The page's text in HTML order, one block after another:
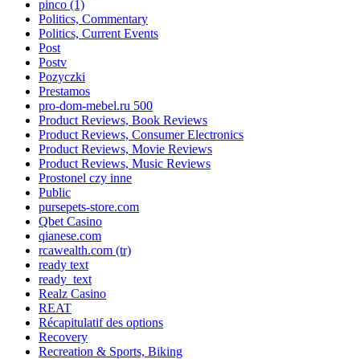
pinco (1)
Politics, Commentary
Politics, Current Events
Post
Postv
Pozyczki
Prestamos
pro-dom-mebel.ru 500
Product Reviews, Book Reviews
Product Reviews, Consumer Electronics
Product Reviews, Movie Reviews
Product Reviews, Music Reviews
Prostonel czy inne
Public
pursepets-store.com
Qbet Casino
qianese.com
rcawealth.com (tr)
ready text
ready_text
Realz Casino
REAT
Récapitulatif des options
Recovery
Recreation & Sports, Biking